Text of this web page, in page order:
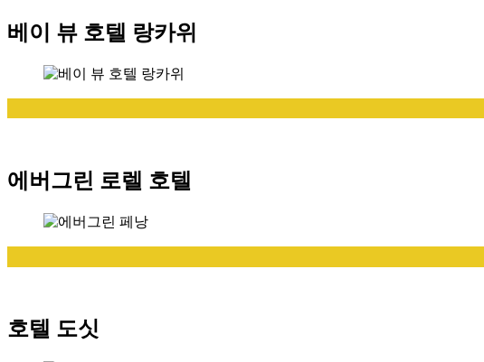
베이 뷰 호텔 랑카위
에버그린 로렐 호텔
호텔 도싯